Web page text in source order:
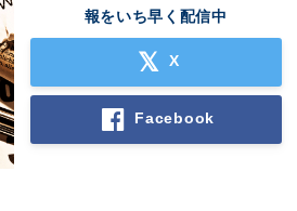
報をいち早く配信中
X
Facebook